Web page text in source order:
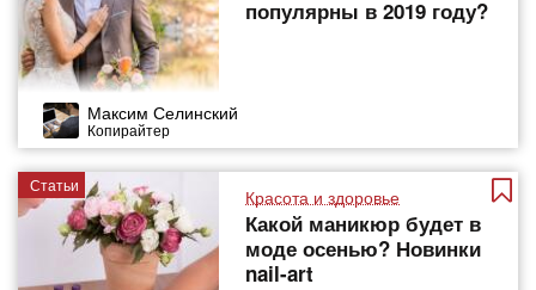
популярны в 2019 году?
Максим Селинский
Копирайтер
Статьи
Красота и здоровье
Какой маникюр будет в
моде осенью? Новинки
nail-art